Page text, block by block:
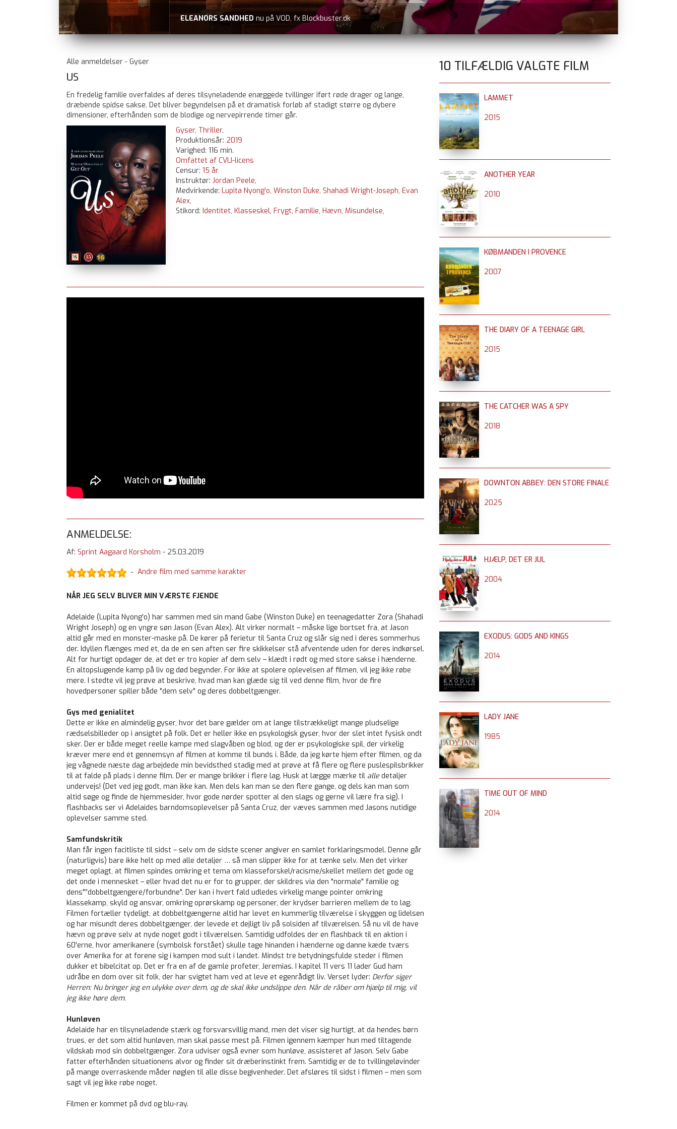
ELEANORS SANDHED nu på VOD, fx Blockbuster.dk
Alle anmeldelser - Gyser
US
En fredelig familie overfaldes af deres tilsyneladende enæggede tvillinger iført røde drager og lange,
dræbende spidse sakse. Det bliver begyndelsen på et dramatisk forløb af stadigt større og dybere
dimensioner, efterhånden som de blodige og nervepirrende timer går.
Gyser, Thriller,
Produktionsår: 2019
Varighed: 116 min.
Omfattet af CVLI-licens
Censur: 15 år
Instruktør: Jordan Peele,
Medvirkende: Lupita Nyong'o, Winston Duke, Shahadi Wright-Joseph, Evan
Alex,
Stikord: Identitet, Klasseskel, Frygt, Familie, Hævn, Misundelse,
ANMELDELSE:
Af: Sprint Aagaard Korsholm - 25.03.2019
- Andre film med samme karakter
NÅR JEG SELV BLIVER MIN VÆRSTE FJENDE
Adelaide (Lupita Nyong'o) har sammen med sin mand Gabe (Winston Duke) en teenagedatter Zora (Shahadi
Wright Joseph) og en yngre søn Jason (Evan Alex). Alt virker normalt – måske lige bortset fra, at Jason
altid går med en monster-maske på. De kører på ferietur til Santa Cruz og slår sig ned i deres sommerhus
der. Idyllen flænges med et, da de en sen aften ser fire skikkelser stå afventende uden for deres indkørsel.
Alt for hurtigt opdager de, at det er tro kopier af dem selv – klædt i rødt og med store sakse i hænderne.
En altopslugende kamp på liv og død begynder. For ikke at spolere oplevelsen af filmen, vil jeg ikke røbe
mere. I stedte vil jeg prøve at beskrive, hvad man kan glæde sig til ved denne film, hvor de fire
hovedpersoner spiller både "dem selv" og deres dobbeltgænger.
Gys med genialitet
Dette er ikke en almindelig gyser, hvor det bare gælder om at lange tilstrækkeligt mange pludselige
rædselsbilleder op i ansigtet på folk. Det er heller ikke en psykologisk gyser, hvor der slet intet fysisk ondt
sker. Der er både meget reelle kampe med slagvåben og blod, og der er psykologiske spil, der virkelig
kræver mere end ét gennemsyn af filmen at komme til bunds i. Både, da jeg kørte hjem efter filmen, og da
jeg vågnede næste dag arbejdede min bevidsthed stadig med at prøve at få flere og flere puslespilsbrikker
til at falde på plads i denne film. Der er mange brikker i flere lag. Husk at lægge mærke til alledetaljer
undervejs! (Det ved jeg godt, man ikke kan. Men dels kan man se den flere gange, og dels kan man som
altid søge og finde de hjemmesider, hvor gode nørder spotter al den slags og gerne vil lære fra sig). I
flashbacks ser vi Adelaides barndomsoplevelser på Santa Cruz, der væves sammen med Jasons nutidige
oplevelser samme sted.
Samfundskritik
Man får ingen facitliste til sidst – selv om de sidste scener angiver en samlet forklaringsmodel. Denne går
(naturligvis) bare ikke helt op med alle detaljer … så man slipper ikke for at tænke selv. Men det virker
meget oplagt, at filmen spindes omkring et tema om klasseforskel/racisme/skellet mellem det gode og
det onde i mennesket – eller hvad det nu er for to grupper, der skildres via den "normale" familie og
dens"”dobbeltgængere/forbundne". Der kan i hvert fald udledes virkelig mange pointer omkring
klassekamp, skyld og ansvar, omkring oprørskamp og personer, der krydser barrieren mellem de to lag.
Filmen fortæller tydeligt, at dobbeltgængerne altid har levet en kummerlig tilværelse i skyggen og lidelsen
og har misundt deres dobbeltgænger, der levede et dejligt liv på solsiden af tilværelsen. Så nu vil de have
hævn og prøve selv at nyde noget godt i tilværelsen. Samtidig udfoldes der en flashback til en aktion i
60'erne, hvor amerikanere (symbolsk forstået) skulle tage hinanden i hænderne og danne kæde tværs
over Amerika for at forene sig i kampen mod sult i landet. Mindst tre betydningsfulde steder i filmen
dukker et bibelcitat op. Det er fra en af de gamle profeter, Jeremias. I kapitel 11 vers 11 lader Gud ham
udråbe en dom over sit folk, der har svigtet ham ved at leve et egenrådigt liv. Verset lyder: Derfor siger
Herren: Nu bringer jeg en ulykke over dem, og de skal ikke undslippe den. Når de råber om hjælp til mig, vil
jeg ikke høre dem.
Hunløven
Adelaide har en tilsyneladende stærk og forsvarsvillig mand, men det viser sig hurtigt, at da hendes børn
trues, er det som altid hunløven, man skal passe mest på. Filmen igennem kæmper hun med tiltagende
vildskab mod sin dobbeltgænger. Zora udviser også evner som hunløve, assisteret af Jason. Selv Gabe
fatter efterhånden situationens alvor og finder sit dræberinstinkt frem. Samtidig er de to tvillingeløvinder
på mange overraskende måder nøglen til alle disse begivenheder. Det afsløres til sidst i filmen – men som
sagt vil jeg ikke røbe noget.
Filmen er kommet på dvd og blu-ray.
10 TILFÆLDIG VALGTE FILM
LAMMET
2015
ANOTHER YEAR
2010
KØBMANDEN I PROVENCE
2007
THE DIARY OF A TEENAGE GIRL
2015
THE CATCHER WAS A SPY
2018
DOWNTON ABBEY: DEN STORE FINALE
2025
HJÆLP, DET ER JUL
2004
EXODUS: GODS AND KINGS
2014
LADY JANE
1985
TIME OUT OF MIND
2014